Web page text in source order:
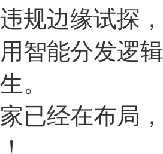
规边缘试探
智能分发逻
。
已经在布局